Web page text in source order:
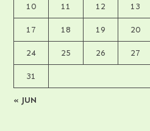
10 11 12 13
17 18 19 20
24 25 26 27
31
« JUN